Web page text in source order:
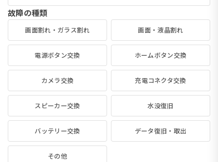
故障の種類
画面割れ・ガラス割れ 画面・液晶割れ
電源ボタン交換 ホームボタン交換
カメラ交換 充電コネクタ交換
スピーカー交換 水没復旧
バッテリー交換 データ復旧・取出
その他